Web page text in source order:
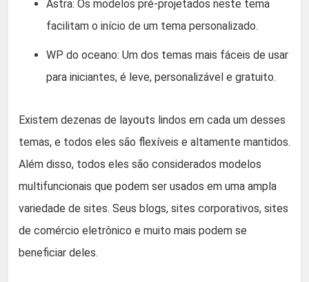
Astra: Os modelos pré-projetados neste tema
facilitam o início de um tema personalizado.
WP do oceano: Um dos temas mais fáceis de usar
para iniciantes, é leve, personalizável e gratuito.
Existem dezenas de layouts lindos em cada um desses
temas, e todos eles são flexíveis e altamente mantidos.
Além disso, todos eles são considerados modelos
multifuncionais que podem ser usados em uma ampla
variedade de sites. Seus blogs, sites corporativos, sites
de comércio eletrônico e muito mais podem se
beneficiar deles.